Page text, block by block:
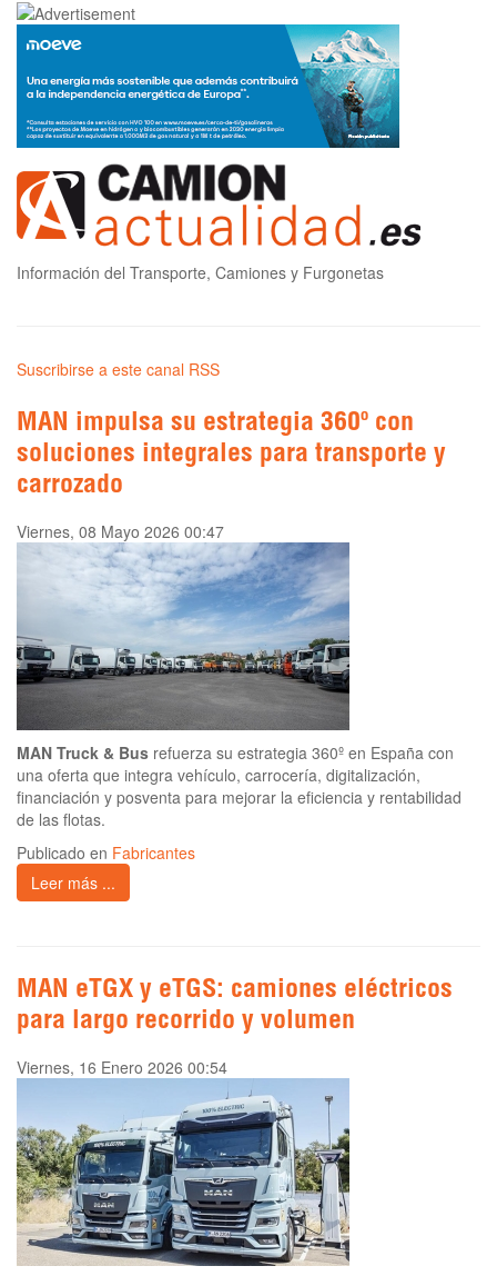
Información del Transporte, Camiones y Furgonetas
Suscribirse a este canal RSS
MAN impulsa su estrategia 360º con
soluciones integrales para transporte y
carrozado
Viernes, 08 Mayo 2026 00:47
MAN Truck & Bus refuerza su estrategia 360º en España con
una oferta que integra vehículo, carrocería, digitalización,
financiación y posventa para mejorar la eficiencia y rentabilidad
de las flotas.
Publicado en Fabricantes
Leer más ...
MAN eTGX y eTGS: camiones eléctricos
para largo recorrido y volumen
Viernes, 16 Enero 2026 00:54